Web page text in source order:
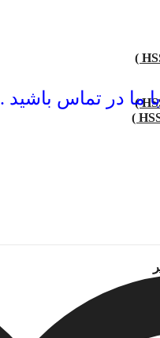
ما در تماس باشید .